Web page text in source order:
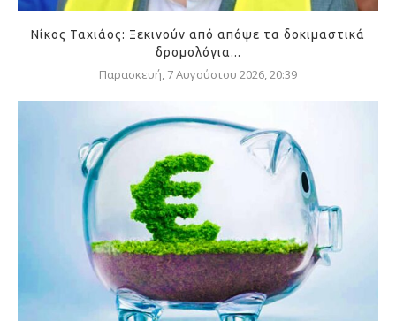
Νίκος Ταχιάος: Ξεκινούν από απόψε τα δοκιμαστικά
δρομολόγια...
Παρασκευή, 7 Αυγούστου 2026, 20:39